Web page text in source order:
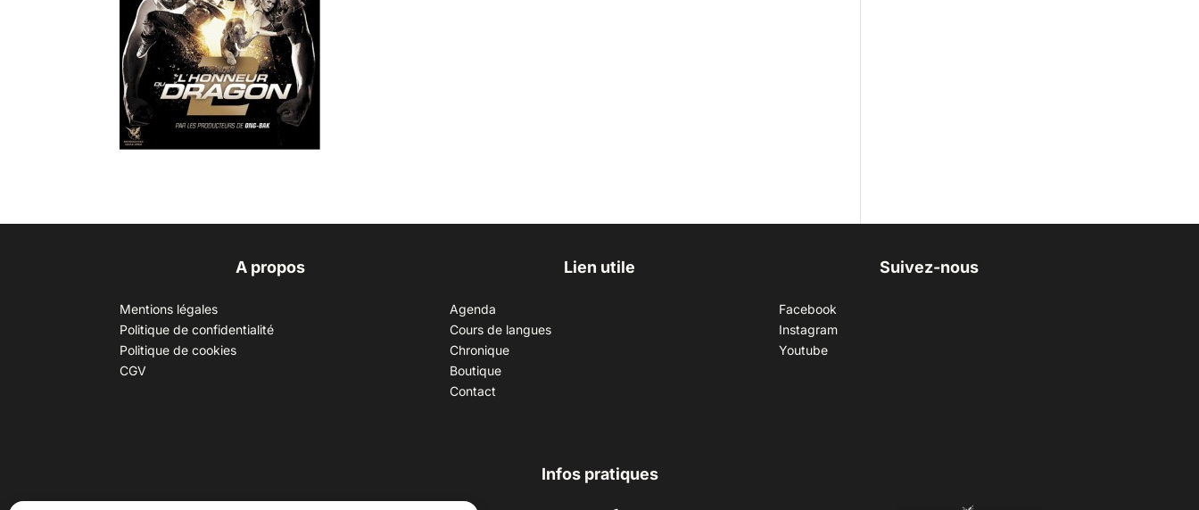
A propos
Mentions légales
Politique de confidentialité
Politique de cookies
CGV
Lien utile
Agenda
Cours de langues
Chronique
Boutique
Contact
Suivez-nous
Facebook
Instagram
Youtube
Infos pratiques